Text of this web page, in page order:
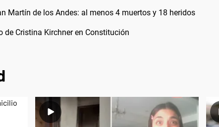
Martín de los Andes: al menos 4 muertos y 18 heridos
Cristina Kirchner en Constitución